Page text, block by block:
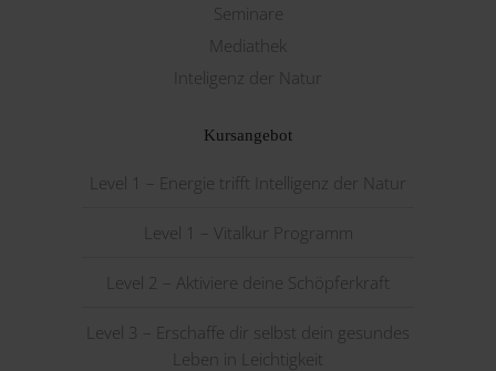
Seminare
Mediathek
Inteligenz der Natur
Kursangebot
Level 1 – Energie trifft Intelligenz der Natur
Level 1 – Vitalkur Programm
Level 2 – Aktiviere deine Schöpferkraft
Level 3 – Erschaffe dir selbst dein gesundes
Leben in Leichtigkeit